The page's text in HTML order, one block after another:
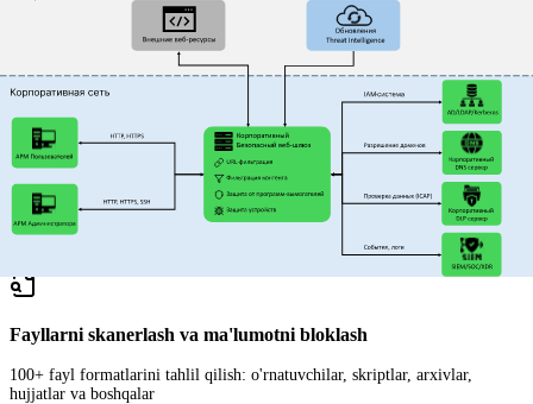
Shubhali binar fayllarni izolyatsiyada tahlil qilish va tezkor xulosa
Barcha qurilmalar uchun zararli dasturlarni aniqlash
Skaner dvigateli Windows, Linux, macOS, Android va iOS ni himoya
Fayllarni skanerlash va ma'lumotni bloklash
100+ fayl formatlarini tahlil qilish: o'rnatuvchilar, skriptlar, arxivlar,
hujjatlar va boshqalar